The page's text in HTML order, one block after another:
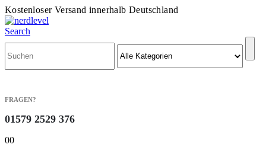
Kostenloser Versand innerhalb Deutschland
Search
FRAGEN?
01579 2529 376
00